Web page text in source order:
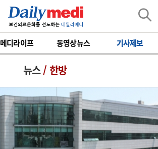
메디라이프 동영상뉴스 기사제보
뉴스/ 한방